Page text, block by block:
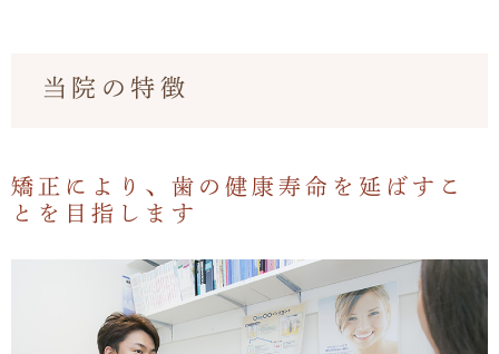
当院の特徴
矯正により、歯の健康寿命を延ばすこ
とを目指します